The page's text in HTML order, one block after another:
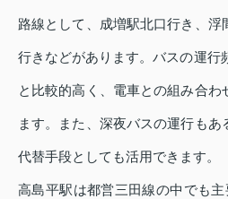
路線として、成増駅北口行き、浮
行きなどがあります。バスの運行
と比較的高く、電車との組み合わ
ます。また、深夜バスの運行も
代替手段としても活用できます。
高島平駅は都営三田線の中でも